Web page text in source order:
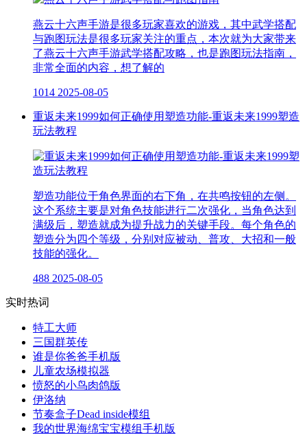
燕云十六声手游是很多玩家喜欢的游戏，其中武学搭配
与跑图玩法是很多玩家关注的重点，本次就为大家带来
了燕云十六声手游武学搭配攻略，也是跑图玩法指南，
非常全面的内容，想了解的
1014 2025-08-05
重返未来1999如何正确使用塑造功能-重返未来1999塑造
玩法教程
塑造功能位于角色界面的右下角，在共鸣按钮的左侧。
这个系统主要是对角色技能进行二次强化，当角色达到
满级后，塑造就成为提升战力的关键手段。每个角色的
塑造分为四个等级，分别对应被动、普攻、大招和一般
技能的强化。
488 2025-08-05
实时热词
特工大师
三国群英传
谁是你爸爸手机版
儿童农场模拟器
愤怒的小鸟肉鸽版
伊洛纳
节奏盒子Dead inside模组
我的世界海绵宝宝模组手机版